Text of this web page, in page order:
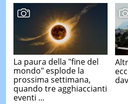
La paura della "fine del
mondo" esplode la
prossima settimana,
quando tre agghiaccianti
eventi ...